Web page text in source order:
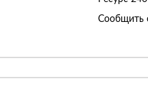
Сообщить